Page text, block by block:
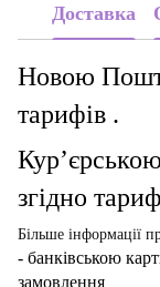
Доставка
Новою
тарифів .
згідно
Більше інформації
- банківською
замовлення